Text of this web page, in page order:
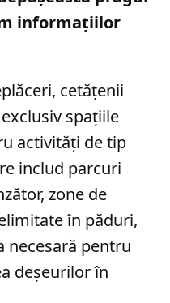
informațiilor
cetățenii
spațiile
activități de tip
includ parcuri
zone de
în păduri,
necesară pentru
deșeurilor în